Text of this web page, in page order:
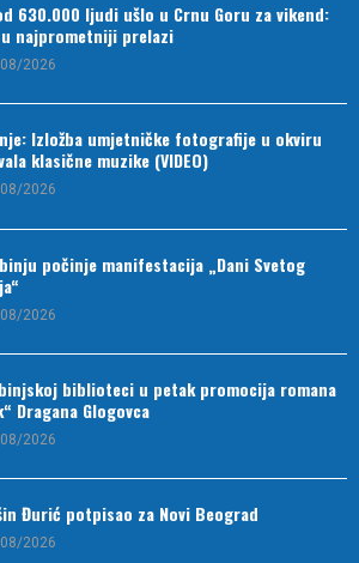
630.000 ljudi ušlo u Crnu Goru za vikend:
najprometniji prelazi
2026
Izložba umjetničke fotografije u okviru
klasične muzike (VIDEO)
2026
počinje manifestacija „Dani Svetog
2026
biblioteci u petak promocija romana
Dragana Glogovca
2026
Đurić potpisao za Novi Beograd
2026